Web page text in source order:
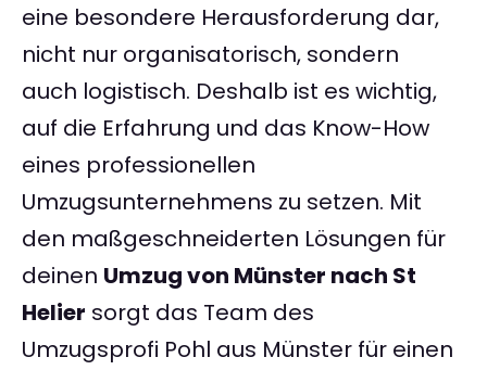
eine besondere Herausforderung dar,
nicht nur organisatorisch, sondern
auch logistisch. Deshalb ist es wichtig,
auf die Erfahrung und das Know-How
eines professionellen
Umzugsunternehmens zu setzen. Mit
den maßgeschneiderten Lösungen für
deinen Umzug von Münster nach St
Helier sorgt das Team des
Umzugsprofi Pohl aus Münster für einen